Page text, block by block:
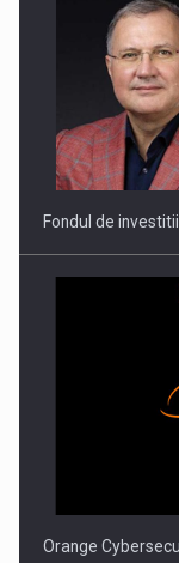
ROOTED IN
THE…
PUTTING
INTERNATIONAL
Fondul de
Orange